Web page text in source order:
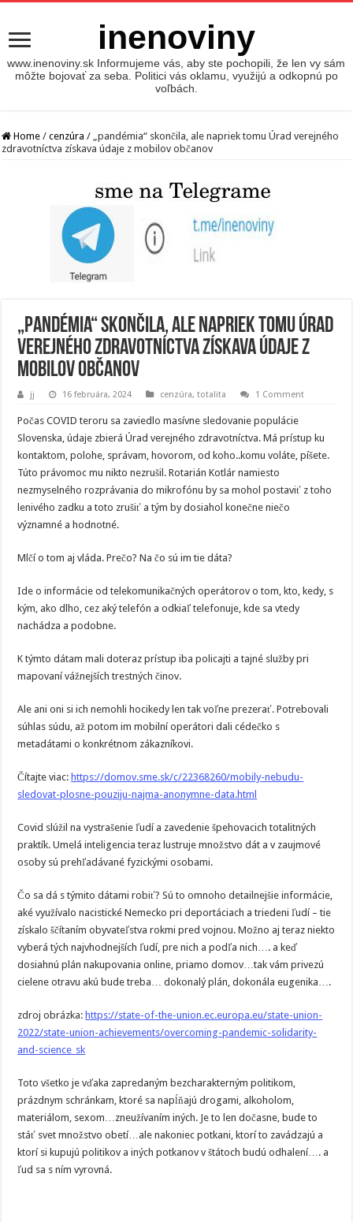
inenoviny
www.inenoviny.sk Informujeme vás, aby ste pochopili, že len vy sám
môžte bojovať za seba. Politici vás oklamu, využijú a odkopnú po
voľbách.
Home / cenzúra / „pandémia“ skončila, ale napriek tomu Úrad verejného
zdravotníctva získava údaje z mobilov občanov
„pandémia“ skončila, ale napriek tomu Úrad
verejného zdravotníctva získava údaje z
mobilov občanov
jj 16 februára, 2024 cenzúra,totalita 1 Comment
Počas COVID teroru sa zaviedlo masívne sledovanie populácie
Slovenska, údaje zbierá Úrad verejného zdravotníctva. Má prístup ku
kontaktom, polohe, správam, hovorom, od koho..komu voláte, píšete.
Túto právomoc mu nikto nezrušil. Rotarián Kotlár namiesto
nezmyselného rozprávania do mikrofónu by sa mohol postaviť z toho
lenivého zadku a toto zrušiť a tým by dosiahol konečne niečo
významné a hodnotné.
Mlčí o tom aj vláda. Prečo? Na čo sú im tie dáta?
Ide o informácie od telekomunikačných operátorov o tom, kto, kedy, s
kým, ako dlho, cez aký telefón a odkiaľ telefonuje, kde sa vtedy
nachádza a podobne.
K týmto dátam mali doteraz prístup iba policajti a tajné služby pri
mapovaní vážnejších trestných činov.
Ale ani oni si ich nemohli hocikedy len tak voľne prezerať. Potrebovali
súhlas súdu, až potom im mobilní operátori dali cédečko s
metadátami o konkrétnom zákazníkovi.
Čítajte viac: https://domov.sme.sk/c/22368260/mobily-nebudu-
sledovat-plosne-pouziju-najma-anonymne-data.html
Covid slúžil na vystrašenie ľudí a zavedenie špehovacich totalitných
praktík. Umelá inteligencia teraz lustruje množstvo dát a v zaujmové
osoby sú prehľadávané fyzickými osobami.
Čo sa dá s týmito dátami robiť? Sú to omnoho detailnejšie informácie,
aké využívalo nacistické Nemecko pri deportáciach a triedeni ľudí – tie
získalo ščítaním obyvateľstva rokmi pred vojnou. Možno aj teraz niekto
vyberá tých najvhodnejších ľudí, pre nich a podľa nich…. a keď
dosiahnú plán nakupovania online, priamo domov…tak vám privezú
cielene otravu akú bude treba… dokonalý plán, dokonála eugenika….
zdroj obrázka: https://state-of-the-union.ec.europa.eu/state-union-
2022/state-union-achievements/overcoming-pandemic-solidarity-
and-science_sk
Toto všetko je vďaka zapredaným bezcharakterným politikom,
prázdnym schránkam, ktoré sa napĺňajú drogami, alkoholom,
materiálom, sexom…zneužívaním iných. Je to len dočasne, bude to
stáť svet množstvo obetí…ale nakoniec potkani, ktorí to zavádzajú a
ktorí si kupujú politikov a iných potkanov v štátoch budú odhalení…. a
ľud sa s ním vyrovná.